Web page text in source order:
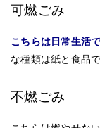
可燃ごみ
こちらは日常生活
な種類は紙と食品で
不燃ごみ